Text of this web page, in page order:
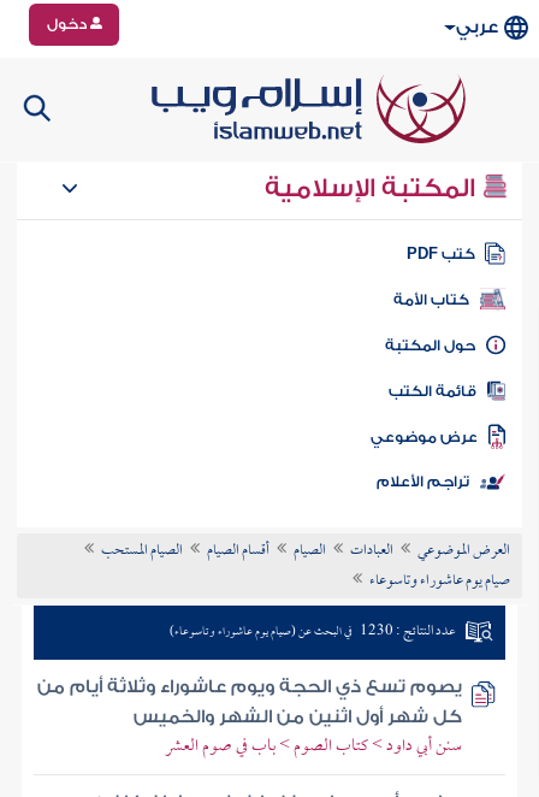
عربي دخول
المكتبة الإسلامية
كتب PDF
كتاب الأمة
المكتبة
الكتب
موضوعي
تراجم الأعلام
العرض الموضوعي العبادات الصيام أقسام الصيام
الصيام المستحب
صيام يوم عاشوراء وتاسوعاء
عدد النتائج : 1230 في البحث عن (صيام يوم عاشوراء وتاسوعاء)
يصوم تسع ذي الحجة ويوم عاشوراء وثلاثة أيام من
كل شهر أول اثنين من الشهر والخميس
سنن أبي داود > كتاب الصوم > باب في صوم العشر